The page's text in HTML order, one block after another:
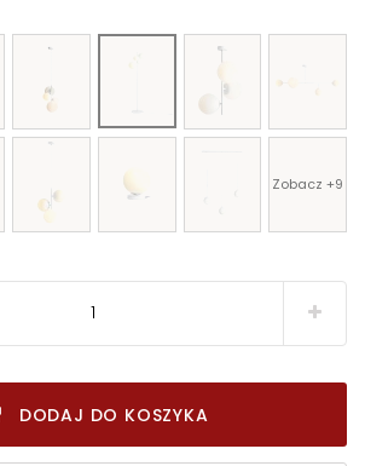
Zobacz +9
DODAJ DO KOSZYKA